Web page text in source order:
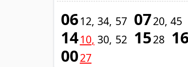
0612 34 57 0720 45
1410 30 52 1528
0027